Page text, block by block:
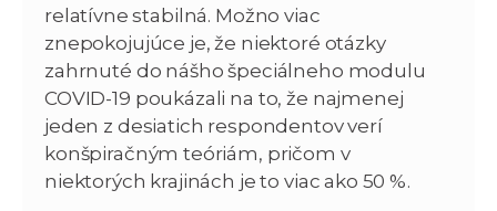
relatívne stabilná. Možno viac
znepokojujúce je, že niektoré otázky
zahrnuté do nášho špeciálneho modulu
COVID-19 poukázali na to, že najmenej
jeden z desiatich respondentov verí
konšpiračným teóriám, pričom v
niektorých krajinách je to viac ako 50 %.